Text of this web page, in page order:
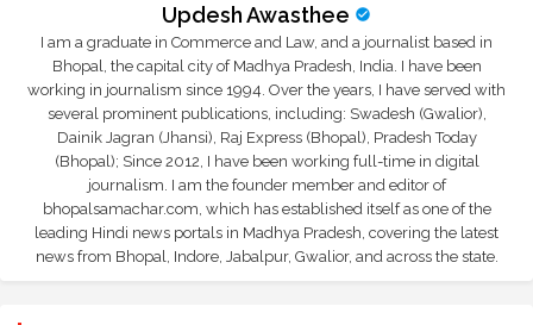
Updesh Awasthee
I am a graduate in Commerce and Law, and a journalist based in
Bhopal, the capital city of Madhya Pradesh, India. I have been
working in journalism since 1994. Over the years, I have served with
several prominent publications, including: Swadesh (Gwalior),
Dainik Jagran (Jhansi), Raj Express (Bhopal), Pradesh Today
(Bhopal); Since 2012, I have been working full-time in digital
journalism. I am the founder member and editor of
bhopalsamachar.com, which has established itself as one of the
leading Hindi news portals in Madhya Pradesh, covering the latest
news from Bhopal, Indore, Jabalpur, Gwalior, and across the state.